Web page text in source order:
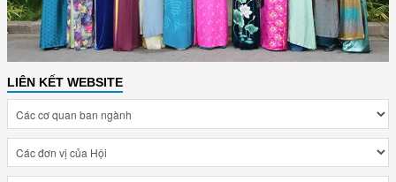
LIÊN KẾT WEBSITE